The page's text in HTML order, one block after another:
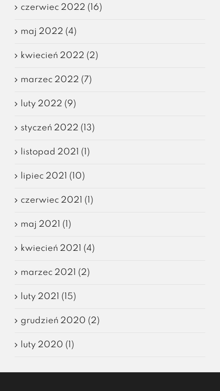
czerwiec 2022 (16)
maj 2022 (4)
kwiecień 2022 (2)
marzec 2022 (7)
luty 2022 (9)
styczeń 2022 (13)
listopad 2021 (1)
lipiec 2021 (10)
czerwiec 2021 (1)
maj 2021 (1)
kwiecień 2021 (4)
marzec 2021 (2)
luty 2021 (15)
grudzień 2020 (2)
luty 2020 (1)